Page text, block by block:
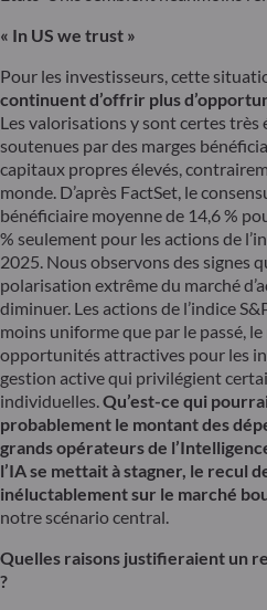
« In US we trust »
Pour les investisseurs, cette
continuent d’offrir plus
Les valorisations y sont certes très
soutenues par des marges
capitaux propres élevés,
monde. D’après FactSet, le
bénéficiaire moyenne de 14,6 %
% seulement pour les actions de
2025. Nous observons des signes
polarisation extrême du marché
diminuer. Les actions de l’indice
moins uniforme que par le passé,
opportunités attractives pour les
gestion active qui privilégient
individuelles.Qu’est-ce qui
probablement le montant des
grands opérateurs de
l’IA se mettait à stagner, le recul
inéluctablement sur le marché
notre scénario central.
Quelles raisons justifieraient un
?